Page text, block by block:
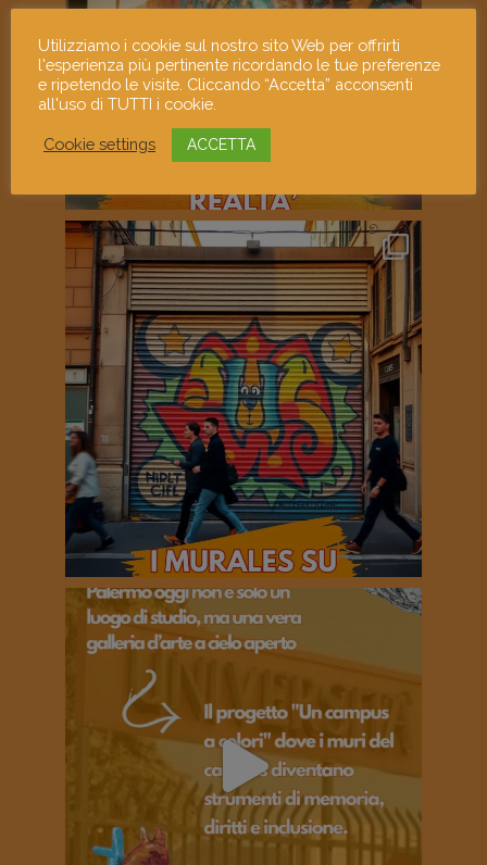
Utilizziamo i cookie sul nostro sito Web per offrirti
l'esperienza più pertinente ricordando le tue preferenze
e ripetendo le visite. Cliccando “Accetta” acconsenti
all'uso di TUTTI i cookie.
Cookie settings ACCETTA